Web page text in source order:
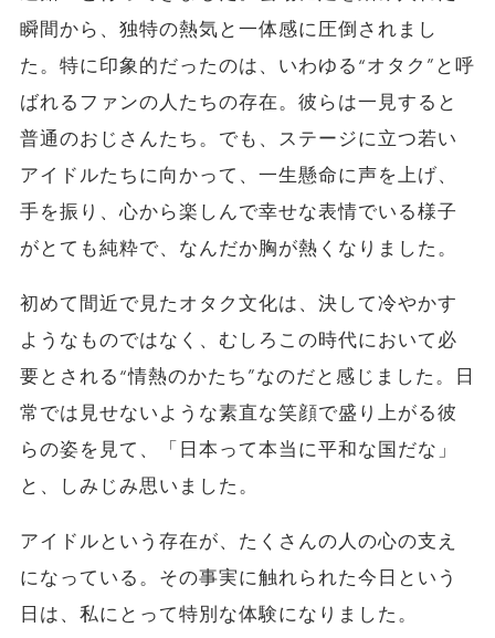
瞬間から、独特の熱気と一体感に圧倒されまし
た。特に印象的だったのは、いわゆる“オタク”と呼
ばれるファンの人たちの存在。彼らは一見すると
普通のおじさんたち。でも、ステージに立つ若い
アイドルたちに向かって、一生懸命に声を上げ、
手を振り、心から楽しんで幸せな表情でいる様子
がとても純粋で、なんだか胸が熱くなりました。
初めて間近で見たオタク文化は、決して冷やかす
ようなものではなく、むしろこの時代において必
要とされる“情熱のかたち”なのだと感じました。日
常では見せないような素直な笑顔で盛り上がる彼
らの姿を見て、「日本って本当に平和な国だな」
と、しみじみ思いました。
アイドルという存在が、たくさんの人の心の支え
になっている。その事実に触れられた今日という
日は、私にとって特別な体験になりました。